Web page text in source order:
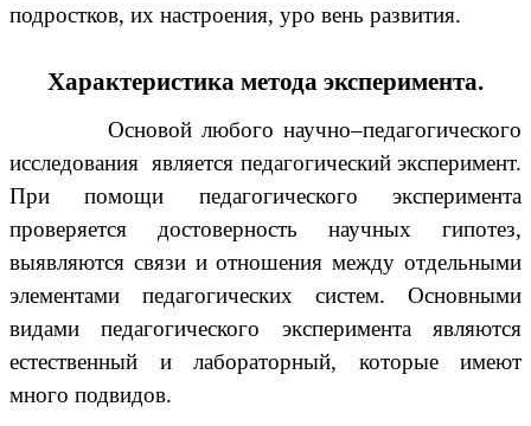
подростков, их настроения, уро вень развития.
Характеристика метода эксперимента.
Основой любого научно–педагогического
исследования является педагогический эксперимент.
При помощи педагогического эксперимента
проверяется достоверность научных гипотез,
выявляются связи и отношения между отдельными
элементами педагогических систем. Основными
видами педагогического эксперимента являются
естественный и лабораторный, которые имеют
много подвидов.